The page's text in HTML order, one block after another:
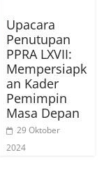
Upacara
Penutupan
PPRA LXVII:
Mempersiapk
an Kader
Pemimpin
Masa Depan
29 Oktober
2024